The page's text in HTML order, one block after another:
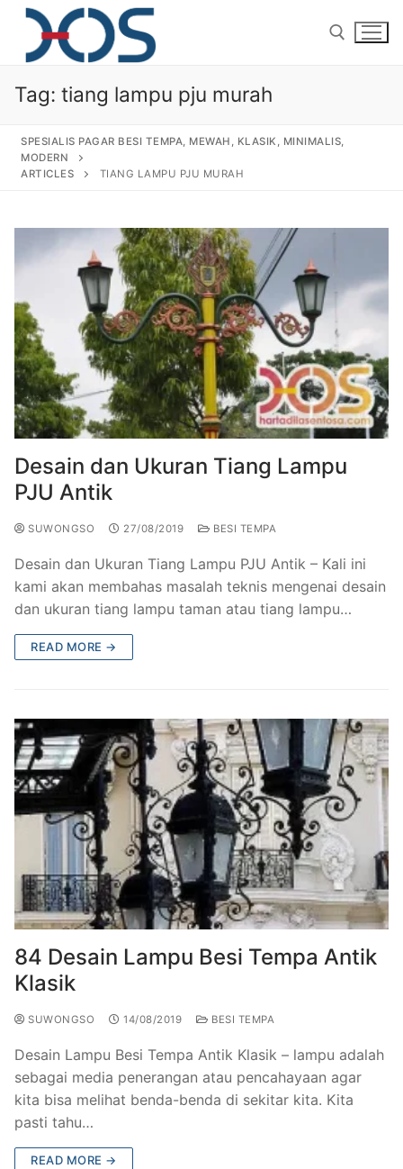
Products
Pagar Besi Tempa Klasik
Railing Tangga Besi Tempa
Railing Balkon Besi Tempa Klasik
Kursi Taman Besi Tempa
Ornamen Besi Tempa Murah Jakarta
Ranjang Besi Tempa Klasik
Tiang Lampu PJU Antik
Pengecoran Logam Jakarta
Alat Fitness Outdoor Murah
Gallery
Gallery Gambar Pagar Besi Tempa Mewah
Gallery Kursi Taman & Kursi Teras Besi Tempa
Gallery Railing Tangga Besi Tempa Klasik Mewah
Gallery Ranjang Besi Tempa Antik Mewah
Articles
Projects
Contact Us
Tag: tiang lampu pju murah
SPESIALIS PAGAR BESI TEMPA, MEWAH, KLASIK, MINIMALIS,
MODERN
ARTICLES
TIANG LAMPU PJU MURAH
Desain dan Ukuran Tiang Lampu
PJU Antik
SUWONGSO 27/08/2019 BESI TEMPA
Desain dan Ukuran Tiang Lampu PJU Antik – Kali ini
kami akan membahas masalah teknis mengenai desain
dan ukuran tiang lampu taman atau tiang lampu…
READ MORE →
84 Desain Lampu Besi Tempa Antik
Klasik
SUWONGSO 14/08/2019 BESI TEMPA
Desain Lampu Besi Tempa Antik Klasik – lampu adalah
sebagai media penerangan atau pencahayaan agar
kita bisa melihat benda-benda di sekitar kita. Kita
pasti tahu…
READ MORE →